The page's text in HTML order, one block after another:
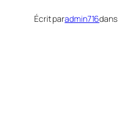
Écrit paradmin716dans